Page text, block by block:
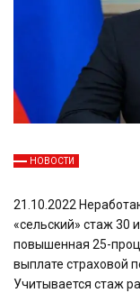
НОВОСТИ
21.10.2022
«сельский» стаж 30
повышенная 25-
выплате страховой
Учитывается стаж